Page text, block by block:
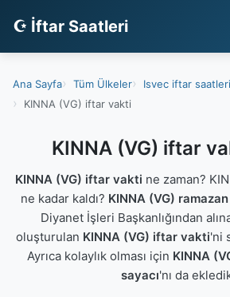
☪ İftar Saatleri
Ana Sayfa Tüm Ülkeler
Isvec iftar saatleri
KINNA (VG) iftar vakti
KINNA (VG) iftar
KINNA (VG) iftar vakti ne zaman?
ne kadar kaldı? KINNA (VG)
Diyanet İşleri Başkanlığından
oluşturulan KINNA (VG) iftar vakti'ni
Ayrıca kolaylık olması için KINNA
sayacı'nı da